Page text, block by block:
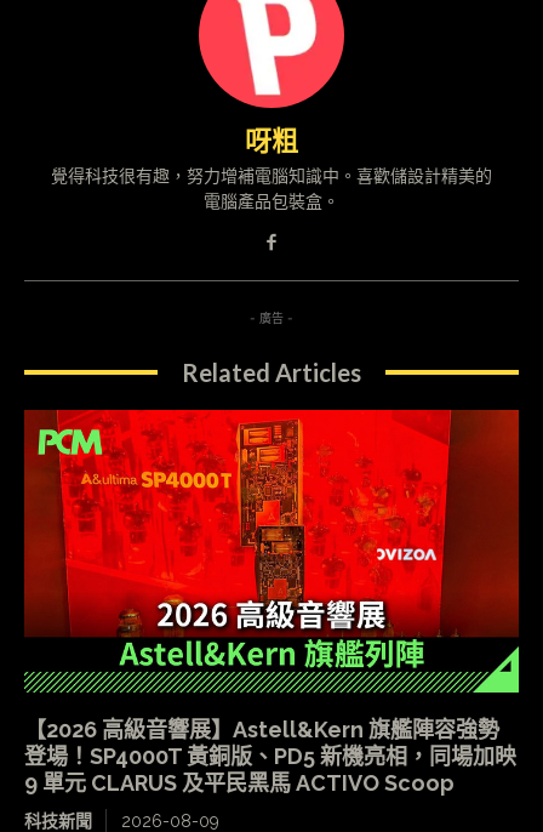
呀粗
覺得科技很有趣，努力增補電腦知識中。喜歡儲設計精美的
電腦產品包裝盒。
- 廣告 -
Related Articles
【2026 高級音響展】Astell&Kern 旗艦陣容強勢
登場！SP4000T 黃銅版、PD5 新機亮相，同場加映
9 單元 CLARUS 及平民黑馬 ACTIVO Scoop
科技新聞 2026-08-09